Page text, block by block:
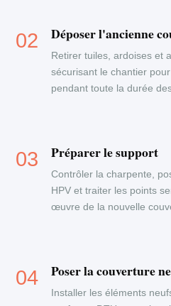
Déposer l'ancienne
Retirer tuiles, ardoises et
sécurisant le chantier
pendant toute la durée
Préparer le support
Contrôler la charpente,
HPV et traiter les points
œuvre de la nouvelle
Poser la couverture
Installer les éléments